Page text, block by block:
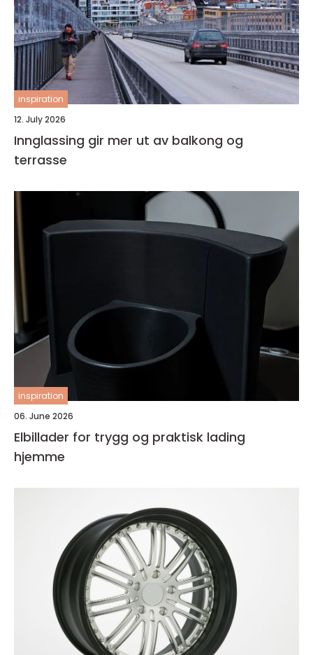
inspiration
12. July 2026
Innglassing gir mer ut av balkong og
terrasse
inspiration
06. June 2026
Elbillader for trygg og praktisk lading
hjemme